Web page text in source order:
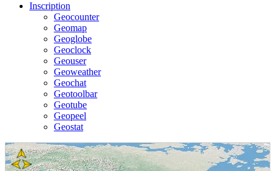
Inscription
Geocounter
Geomap
Geoglobe
Geoclock
Geouser
Geoweather
Geochat
Geotoolbar
Geotube
Geopeel
Geostat